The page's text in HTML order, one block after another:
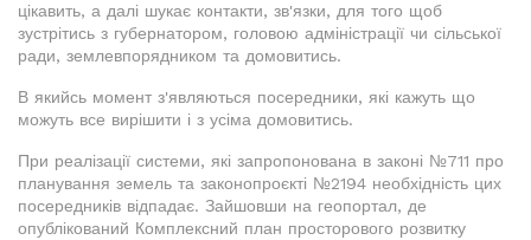
цікавить, а далі шукає контакти, зв'язки, для того щоб
зустрітись з губернатором, головою адміністрації чи сільської
ради, землевпорядником та домовитись.
В якийсь момент з'являються посередники, які кажуть що
можуть все вирішити і з усіма домовитись.
При реалізації системи, які запропонована в законі №711 про
планування земель та законопроєкті №2194 необхідність цих
посередників відпадає. Зайшовши на геопортал, де
опублікований Комплексний план просторового розвитку